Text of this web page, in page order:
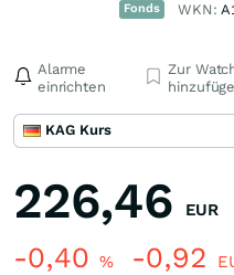
Fonds WKN:
Alarme
einrichten
Zur
KAG Kurs
226,46 EUR
-0,40 % -0,92